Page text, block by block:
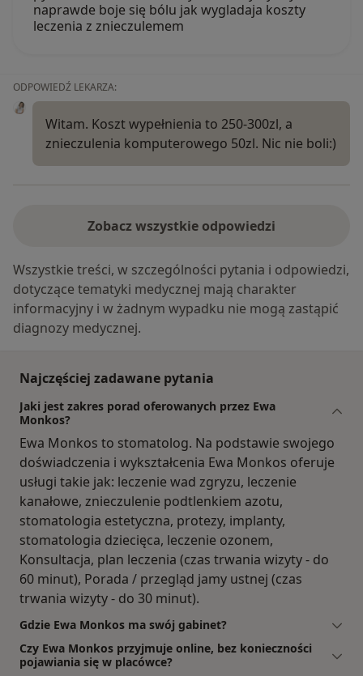
naprawde boje się bólu jak wygladaja koszty
leczenia z znieczulemem
ODPOWIEDŹ LEKARZA:
Witam. Koszt wypełnienia to 250-300zl, a
znieczulenia komputerowego 50zl. Nic nie boli:)
Zobacz wszystkie odpowiedzi
Wszystkie treści, w szczególności pytania i odpowiedzi,
dotyczące tematyki medycznej mają charakter
informacyjny i w żadnym wypadku nie mogą zastąpić
diagnozy medycznej.
Najczęściej zadawane pytania
Jaki jest zakres porad oferowanych przez Ewa
Monkos?
Ewa Monkos to stomatolog. Na podstawie swojego
doświadczenia i wykształcenia Ewa Monkos oferuje
usługi takie jak: leczenie wad zgryzu, leczenie
kanałowe, znieczulenie podtlenkiem azotu,
stomatologia estetyczna, protezy, implanty,
stomatologia dziecięca, leczenie ozonem,
Konsultacja, plan leczenia (czas trwania wizyty - do
60 minut), Porada / przegląd jamy ustnej (czas
trwania wizyty - do 30 minut).
Gdzie Ewa Monkos ma swój gabinet?
Czy Ewa Monkos przyjmuje online, bez konieczności
pojawiania się w placówce?